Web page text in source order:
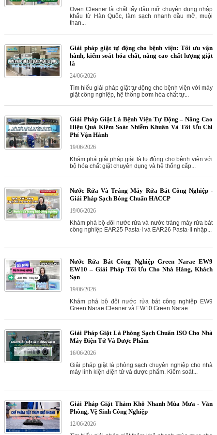
Oven Cleaner là chất tẩy dầu mỡ chuyên dụng nhập
khẩu từ Hàn Quốc, làm sạch nhanh dầu mỡ, muội
than...
Giải pháp giặt tự động cho bệnh viện: Tối ưu vận
hành, kiểm soát hóa chất, nâng cao chất lượng giặt
là
24/06/2026
Tìm hiểu giải pháp giặt tự động cho bệnh viện với máy
giặt công nghiệp, hệ thống bơm hóa chất tự...
Giải Pháp Giặt Là Bệnh Viện Tự Động – Nâng Cao
Hiệu Quả Kiểm Soát Nhiễm Khuẩn Và Tối Ưu Chi
Phí Vận Hành
19/06/2026
Khám phá giải pháp giặt là tự động cho bệnh viện với
bộ hóa chất giặt chuyên dụng và hệ thống cấp...
Nước Rửa Và Tráng Máy Rửa Bát Công Nghiệp -
Giải Pháp Sạch Bóng Chuẩn HACCP
19/06/2026
Khám phá bộ đôi nước rửa và nước tráng máy rửa bát
công nghiệp EAR25 Pasta-I và EAR26 Pasta-II nhập...
Nước Rửa Bát Công Nghiệp Green Narae EW9
EW10 – Giải Pháp Tối Ưu Cho Nhà Hàng, Khách
Sạn
19/06/2026
Khám phá bộ đôi nước rửa bát công nghiệp EW9
Green Narae Cleaner và EW10 Green Narae...
Giải Pháp Giặt Là Phòng Sạch Chuẩn ISO Cho Nhà
Máy Điện Tử Và Dược Phẩm
16/06/2026
Giải pháp giặt là phòng sạch chuyên nghiệp cho nhà
máy linh kiện điện tử và dược phẩm. Kiểm soát...
Giải Pháp Giặt Thảm Khô Nhanh Mùa Mưa - Văn
Phòng, Vệ Sinh Công Nghiệp
12/06/2026